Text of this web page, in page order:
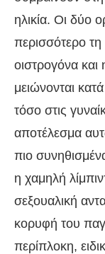
ηλικία. Οι δύο
περισσότερο τη
οιστρογόνα και
μειώνονται
τόσο στις
αποτέλεσμα
πιο
η χαμηλή
σεξουαλική
κορυφή του
περίπλοκη,